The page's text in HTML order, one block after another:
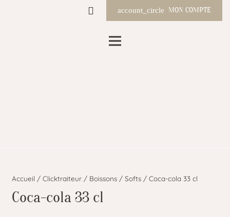
account_circle MON COMPTE
Accueil / Clicktraiteur/ Boissons/ Softs/ Coca-cola 33 cl
Coca-cola 33 cl